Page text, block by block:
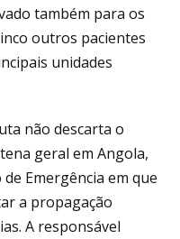
também para os
outros pacientes
unidades
não descarta o
geral em Angola,
Emergência em que
a propagação
A responsável